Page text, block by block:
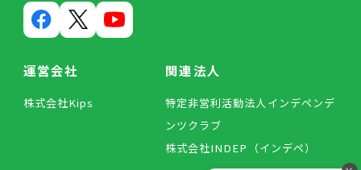
運営会社
株式会社Kips
関連法人
特定非営利活動法人インデペンデ
ンツクラブ
株式会社INDEP（インデペ）